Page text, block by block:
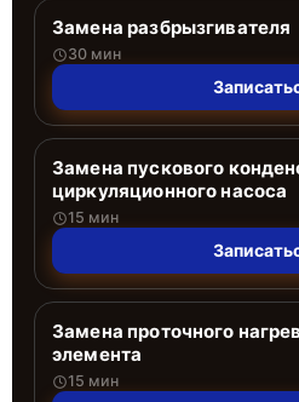
Замена разбрызгивателя
30 мин
Замена пускового
циркуляционного насоса
15 мин
Замена проточного
элемента
15 мин